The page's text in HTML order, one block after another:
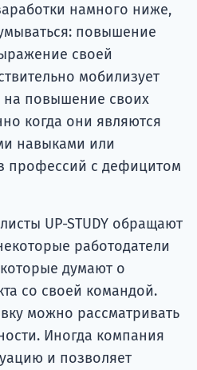
намного ниже,
повышение
своей
мобилизует
повышение своих
когда они являются
навыками или
профессий с дефицитом
UP-STUDY обращают
работодатели
думают о
со своей командой.
можно рассматривать
Иногда компания
и позволяет